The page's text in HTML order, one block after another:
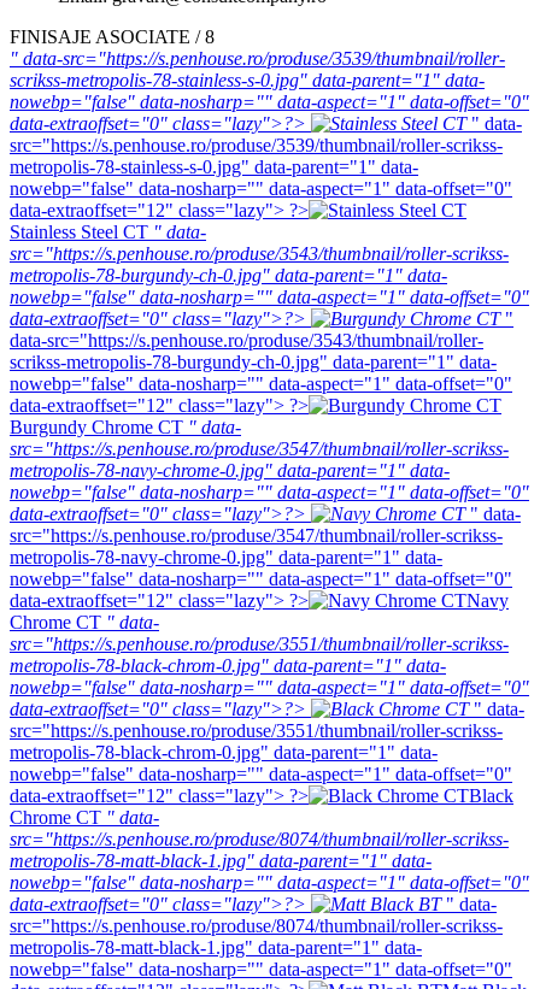
FINISAJE ASOCIATE / 8
" data-src="https://s.penhouse.ro/produse/3539/thumbnail/roller-
scrikss-metropolis-78-stainless-s-0.jpg" data-parent="1" data-
nowebp="false" data-nosharp="" data-aspect="1" data-offset="0"
data-extraoffset="0" class="lazy">?>
" data-
src="https://s.penhouse.ro/produse/3539/thumbnail/roller-scrikss-
metropolis-78-stainless-s-0.jpg" data-parent="1" data-
nowebp="false" data-nosharp="" data-aspect="1" data-offset="0"
data-extraoffset="12" class="lazy"> ?>
Stainless Steel CT " data-
src="https://s.penhouse.ro/produse/3543/thumbnail/roller-scrikss-
metropolis-78-burgundy-ch-0.jpg" data-parent="1" data-
nowebp="false" data-nosharp="" data-aspect="1" data-offset="0"
data-extraoffset="0" class="lazy">?>
"
data-src="https://s.penhouse.ro/produse/3543/thumbnail/roller-
scrikss-metropolis-78-burgundy-ch-0.jpg" data-parent="1" data-
nowebp="false" data-nosharp="" data-aspect="1" data-offset="0"
data-extraoffset="12" class="lazy"> ?>
Burgundy Chrome CT " data-
src="https://s.penhouse.ro/produse/3547/thumbnail/roller-scrikss-
metropolis-78-navy-chrome-0.jpg" data-parent="1" data-
nowebp="false" data-nosharp="" data-aspect="1" data-offset="0"
data-extraoffset="0" class="lazy">?>
" data-
src="https://s.penhouse.ro/produse/3547/thumbnail/roller-scrikss-
metropolis-78-navy-chrome-0.jpg" data-parent="1" data-
nowebp="false" data-nosharp="" data-aspect="1" data-offset="0"
data-extraoffset="12" class="lazy"> ?>
Navy
Chrome CT " data-
src="https://s.penhouse.ro/produse/3551/thumbnail/roller-scrikss-
metropolis-78-black-chrom-0.jpg" data-parent="1" data-
nowebp="false" data-nosharp="" data-aspect="1" data-offset="0"
data-extraoffset="0" class="lazy">?>
" data-
src="https://s.penhouse.ro/produse/3551/thumbnail/roller-scrikss-
metropolis-78-black-chrom-0.jpg" data-parent="1" data-
nowebp="false" data-nosharp="" data-aspect="1" data-offset="0"
data-extraoffset="12" class="lazy"> ?>
Black
Chrome CT " data-
src="https://s.penhouse.ro/produse/8074/thumbnail/roller-scrikss-
metropolis-78-matt-black-1.jpg" data-parent="1" data-
nowebp="false" data-nosharp="" data-aspect="1" data-offset="0"
data-extraoffset="0" class="lazy">?>
" data-
src="https://s.penhouse.ro/produse/8074/thumbnail/roller-scrikss-
metropolis-78-matt-black-1.jpg" data-parent="1" data-
nowebp="false" data-nosharp="" data-aspect="1" data-offset="0"